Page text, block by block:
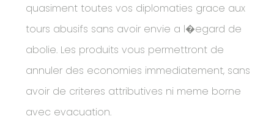
quasiment toutes vos diplomaties grace aux
tours abusifs sans avoir envie a l�egard de
abolie. Les produits vous permettront de
annuler des economies immediatement, sans
avoir de criteres attributives ni meme borne
avec evacuation.